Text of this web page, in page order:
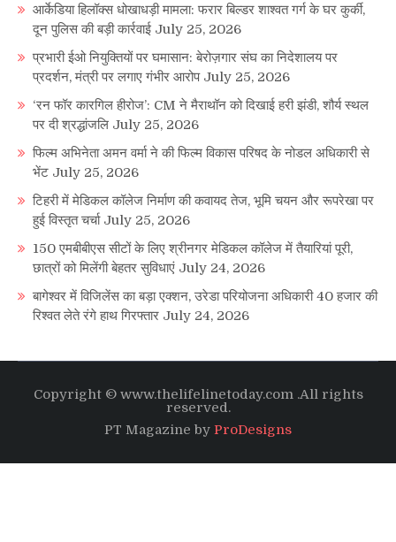
आर्केडिया हिलॉक्स धोखाधड़ी मामला: फरार बिल्डर शाश्वत गर्ग के घर कुर्की,
दून पुलिस की बड़ी कार्रवाई July 25, 2026
प्रभारी ईओ नियुक्तियों पर घमासान: बेरोज़गार संघ का निदेशालय पर
प्रदर्शन, मंत्री पर लगाए गंभीर आरोप July 25, 2026
‘रन फॉर कारगिल हीरोज’: CM ने मैराथॉन को दिखाई हरी झंडी, शौर्य स्थल
पर दी श्रद्धांजलि July 25, 2026
फिल्म अभिनेता अमन वर्मा ने की फिल्म विकास परिषद के नोडल अधिकारी से
भेंट July 25, 2026
टिहरी में मेडिकल कॉलेज निर्माण की कवायद तेज, भूमि चयन और रूपरेखा पर
हुई विस्तृत चर्चा July 25, 2026
150 एमबीबीएस सीटों के लिए श्रीनगर मेडिकल कॉलेज में तैयारियां पूरी,
छात्रों को मिलेंगी बेहतर सुविधाएं July 24, 2026
बागेश्वर में विजिलेंस का बड़ा एक्शन, उरेडा परियोजना अधिकारी 40 हजार की
रिश्वत लेते रंगे हाथ गिरफ्तार July 24, 2026
Copyright © www.thelifelinetoday.com .All rights
reserved.
PT Magazine by ProDesigns